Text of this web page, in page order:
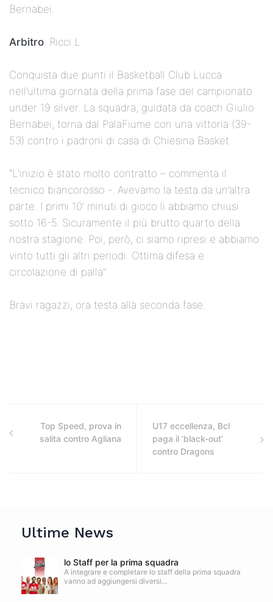
Bernabei.
Arbitro: Ricci L.
Conquista due punti il Basketball Club Lucca
nell’ultima giornata della prima fase del campionato
under 19 silver. La squadra, guidata da coach Giulio
Bernabei, torna dal PalaFiume con una vittoria (39-
53) contro i padroni di casa di Chiesina Basket.
“L’inizio è stato molto contratto – commenta il
tecnico biancorosso -. Avevamo la testa da un’altra
parte. I primi 10’ minuti di gioco li abbiamo chiusi
sotto 16-5. Sicuramente il più brutto quarto della
nostra stagione. Poi, però, ci siamo ripresi e abbiamo
vinto tutti gli altri periodi. Ottima difesa e
circolazione di palla”.
Bravi ragazzi, ora testa alla seconda fase.
Top Speed, prova in
salita contro Agliana
U17 eccellenza, Bcl
paga il ‘black-out’
contro Dragons
Ultime News
lo Staff per la prima squadra
A integrare e completare lo staff della prima squadra
vanno ad aggiungersi diversi...